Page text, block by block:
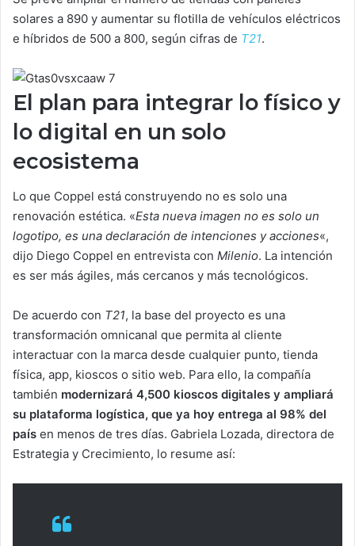
solares a 890 y aumentar su flotilla de vehículos eléctricos
e híbridos de 500 a 800, según cifras de T21.
El plan para integrar lo físico y
lo digital en un solo
ecosistema
Lo que Coppel está construyendo no es solo una
renovación estética. «Esta nueva imagen no es solo un
logotipo, es una declaración de intenciones y acciones«,
dijo Diego Coppel en entrevista con Milenio. La intención
es ser más ágiles, más cercanos y más tecnológicos.
De acuerdo con T21, la base del proyecto es una
transformación omnicanal que permita al cliente
interactuar con la marca desde cualquier punto, tienda
física, app, kioscos o sitio web. Para ello, la compañía
también modernizará 4,500 kioscos digitales y ampliará
su plataforma logística, que ya hoy entrega al 98% del
país en menos de tres días. Gabriela Lozada, directora de
Estrategia y Crecimiento, lo resume así: